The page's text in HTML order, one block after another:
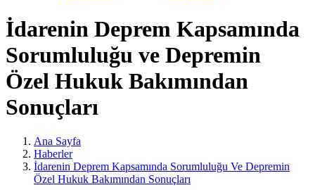
İdarenin Deprem Kapsamında
Sorumluluğu ve Depremin
Özel Hukuk Bakımından
Sonuçları
Ana Sayfa
Haberler
İdarenin Deprem Kapsamında Sorumluluğu Ve Depremin
Özel Hukuk Bakımından Sonuçları